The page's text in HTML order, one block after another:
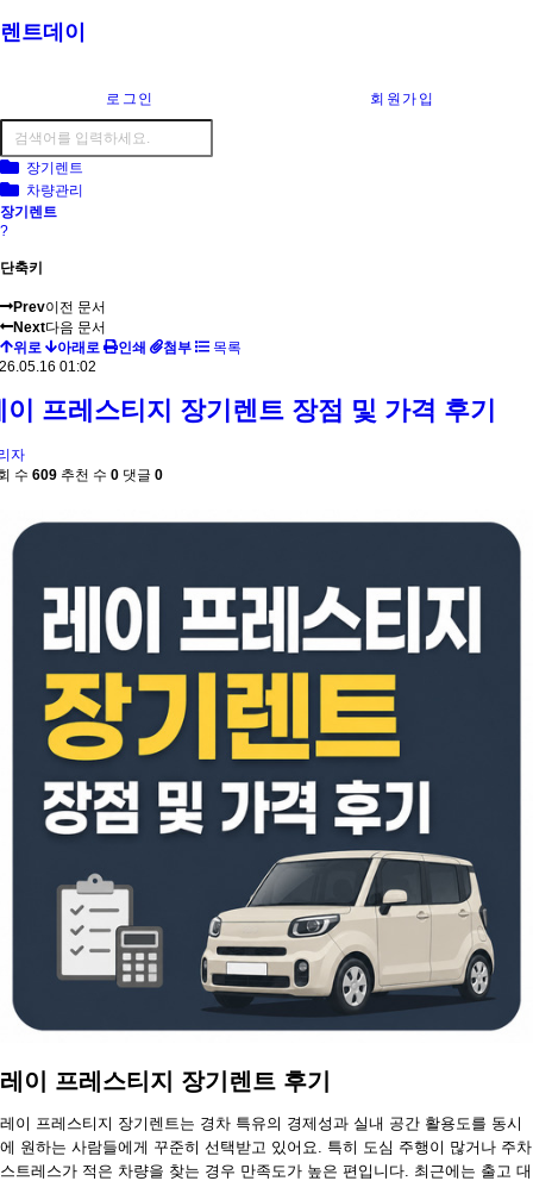
렌트데이
로그인 회원가입
장기렌트
차량관리
장기렌트
?
단축키
Prev이전 문서
Next다음 문서
위로
아래로 인쇄 첨부
목록
01:02
이 프레스티지 장기렌트 장점 및 가격 후기
자
수 609 추천 수 0 댓글 0
레이 프레스티지 장기렌트 후기
레이 프레스티지 장기렌트는 경차 특유의 경제성과 실내 공간 활용도를 동시
에 원하는 사람들에게 꾸준히 선택받고 있어요. 특히 도심 주행이 많거나 주차
스트레스가 적은 차량을 찾는 경우 만족도가 높은 편입니다. 최근에는 출고 대